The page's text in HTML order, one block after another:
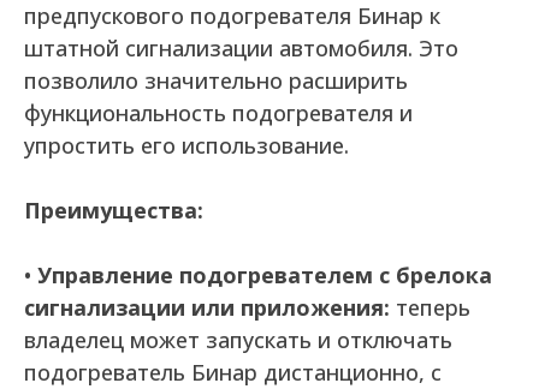
предпускового подогревателя Бинар к
штатной сигнализации автомобиля. Это
позволило значительно расширить
функциональность подогревателя и
упростить его использование.
Преимущества:
• Управление подогревателем с брелока
сигнализации или приложения: теперь
владелец может запускать и отключать
подогреватель Бинар дистанционно, с